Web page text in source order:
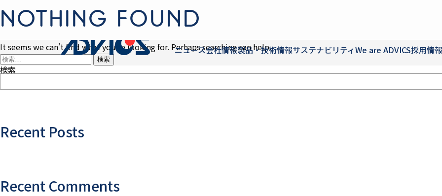
ニュース会社情報製品・技術情報サステナビリティWe are ADVICS採用情報
NOTHING FOUND
It seems we can’t find what you’re looking for. Perhaps searching can help.
検
索:
検索
Recent Posts
Recent Comments